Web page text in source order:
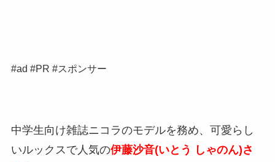
#ad #PR #スポンサー
中学生向け雑誌ニコラのモデルを務め、可愛らし
いルックスで人気の伊藤沙音(いとう しゃのん)さ